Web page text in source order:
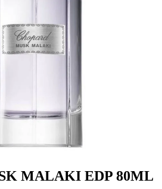
MALAKI EDP 80ML